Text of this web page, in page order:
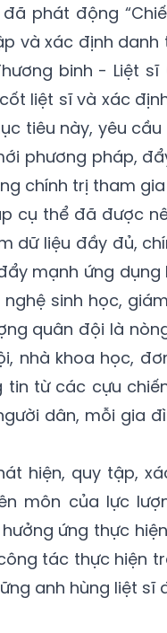
phát động
và xác định danh
binh - Liệt
liệt sĩ và xác
tiêu này, yêu
phương pháp,
chính trị tham
cụ thể đã được
dữ liệu đầy đủ,
mạnh ứng
sinh học,
quân đội là
nhà khoa học,
tin từ các cựu
dân, mỗi gia
hiện, quy tập,
môn của lực
ứng thực
tác thực hiện
anh hùng liệt sĩ